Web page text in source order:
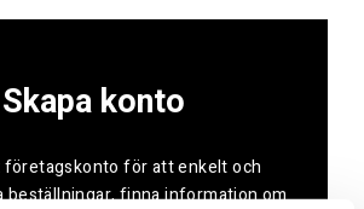
Skapa konto
företagskonto för att enkelt och
beställningar, finna information om